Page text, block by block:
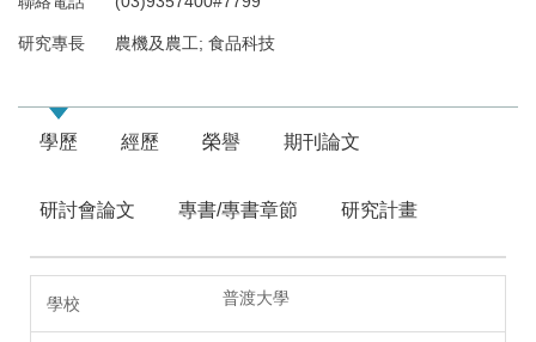
研究專長 農機及農工; 食品科技
學歷 經歷 榮譽 期刊論文
研討會論文 專書/專書章節 研究計畫
普渡大學